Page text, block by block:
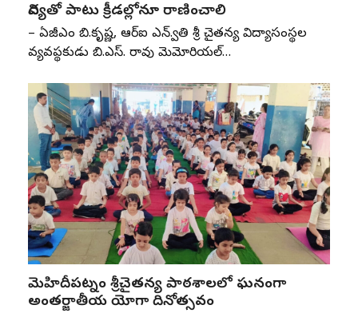
విద్యతో పాటు క్రీడల్లోనూ రాణించాలి
– ఏజీఎం బి.కృష్ణ, ఆర్‌ఐ ఎన్‌.స్వాతి శ్రీ చైతన్య విద్యాసంస్థల
వ్యవస్థాపకుడు బి.ఎస్‌. రావు మెమోరియల్‌…
మెహిదీపట్నం శ్రీచైతన్య పాఠశాలలో ఘనంగా
అంతర్జాతీయ యోగా దినోత్సవం